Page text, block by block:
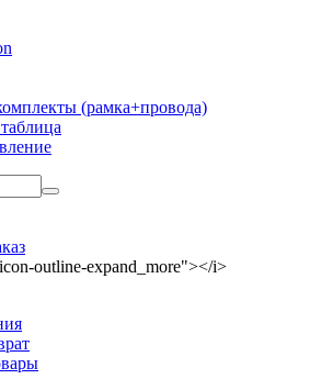
(рамка+провода)
outline-expand_more"></i>